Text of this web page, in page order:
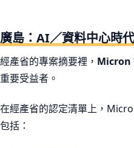
廣島：AI／資料中心時
經產省的專案摘要裡， Micron
重要受益者。
在經產省的認定清單上，
包括：